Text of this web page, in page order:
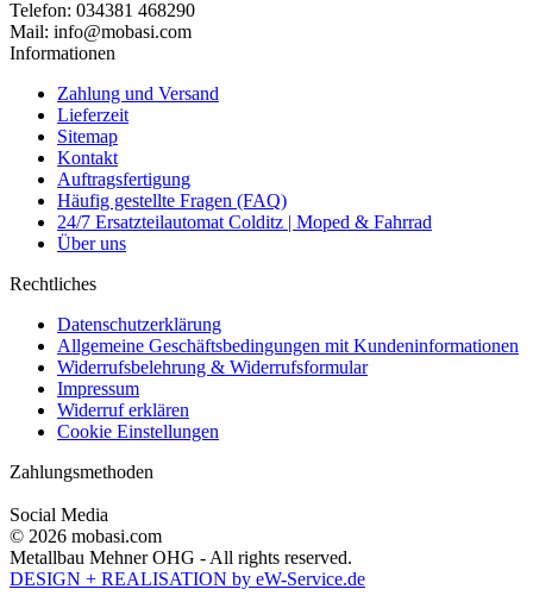
Telefon: 034381 468290
Mail: info@mobasi.com
Informationen
Zahlung und Versand
Lieferzeit
Sitemap
Kontakt
Auftragsfertigung
Häufig gestellte Fragen (FAQ)
24/7 Ersatzteilautomat Colditz | Moped & Fahrrad
Über uns
Rechtliches
Datenschutzerklärung
Allgemeine Geschäftsbedingungen mit Kundeninformationen
Widerrufsbelehrung & Widerrufsformular
Impressum
Widerruf erklären
Cookie Einstellungen
Zahlungsmethoden
Social Media
© 2026 mobasi.com
Metallbau Mehner OHG - All rights reserved.
DESIGN + REALISATION by eW-Service.de